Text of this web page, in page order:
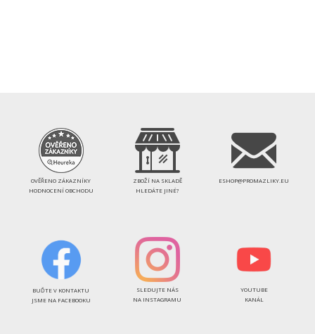
OVĚŘENO ZÁKAZNÍKY
HODNOCENÍ OBCHODU
ZBOŽÍ NA SKLADĚ
HLEDÁTE JINÉ?
ESHOP@PROMAZLIKY.EU
BUĎTE V KONTAKTU
JSME NA FACEBOOKU
SLEDUJTE NÁS
NA INSTAGRAMU
YOUTUBE
KANÁL